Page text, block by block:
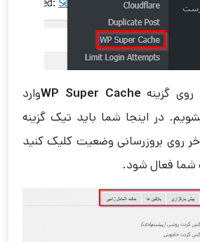
روی گزینهWP Super Cacheوارد
در اینجا شما باید تیک گزینه
روی بروزرسانی وضعیت کلیک کنید
فعال شود.